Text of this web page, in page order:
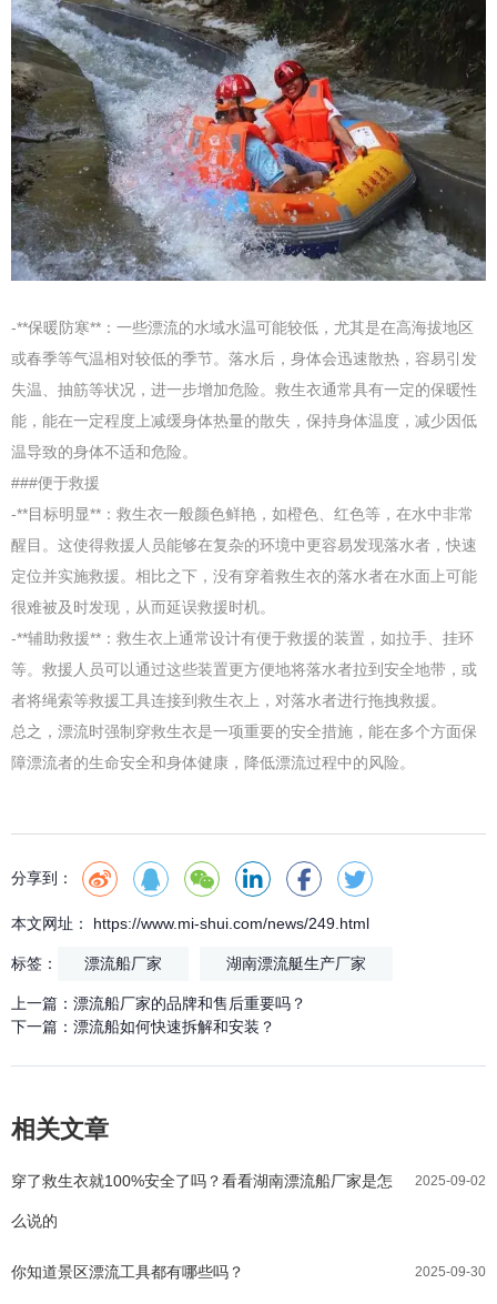
-**保暖防寒**：一些漂流的水域水温可能较低，尤其是在高海拔地区
或春季等气温相对较低的季节。落水后，身体会迅速散热，容易引发
失温、抽筋等状况，进一步增加危险。救生衣通常具有一定的保暖性
能，能在一定程度上减缓身体热量的散失，保持身体温度，减少因低
温导致的身体不适和危险。
###便于救援
-**目标明显**：救生衣一般颜色鲜艳，如橙色、红色等，在水中非常
醒目。这使得救援人员能够在复杂的环境中更容易发现落水者，快速
定位并实施救援。相比之下，没有穿着救生衣的落水者在水面上可能
很难被及时发现，从而延误救援时机。
-**辅助救援**：救生衣上通常设计有便于救援的装置，如拉手、挂环
等。救援人员可以通过这些装置更方便地将落水者拉到安全地带，或
者将绳索等救援工具连接到救生衣上，对落水者进行拖拽救援。
总之，漂流时强制穿救生衣是一项重要的安全措施，能在多个方面保
障漂流者的生命安全和身体健康，降低漂流过程中的风险。
分享到：
本文网址： https://www.mi-shui.com/news/249.html
标签： 漂流船厂家 湖南漂流艇生产厂家
上一篇： 漂流船厂家的品牌和售后重要吗？
下一篇： 漂流船如何快速拆解和安装？
相关文章
2025-09-02
穿了救生衣就100%安全了吗？看看湖南漂流船厂家是怎
么说的
2025-09-30
你知道景区漂流工具都有哪些吗？